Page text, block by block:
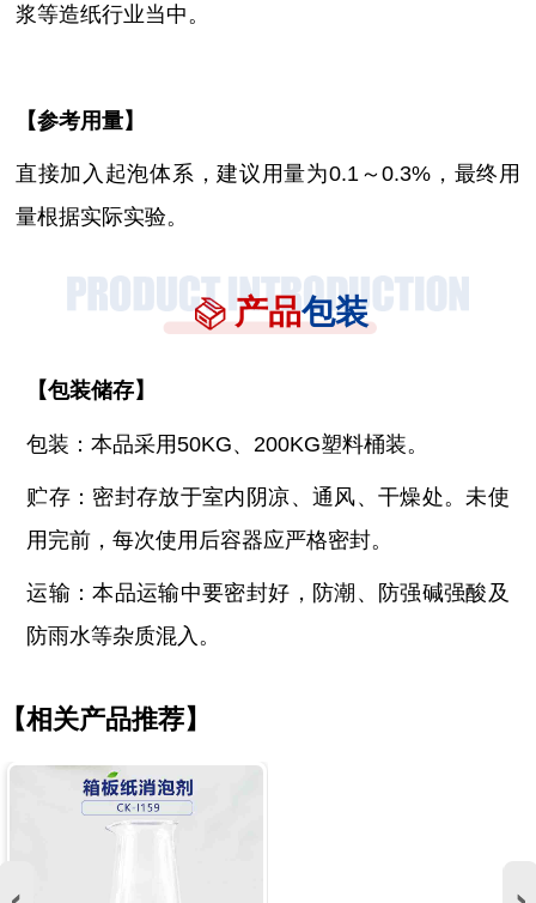
浆等造纸行业当中。
【参考用量】
直接加入起泡体系，建议用量为0.1～0.3%，最终用
量根据实际实验。
产品包装
【包装储存】
包装：本品采用50KG、200KG塑料桶装。
贮存：密封存放于室内阴凉、通风、干燥处。未使
用完前，每次使用后容器应严格密封。
运输：本品运输中要密封好，防潮、防强碱强酸及
防雨水等杂质混入。
【相关产品推荐】